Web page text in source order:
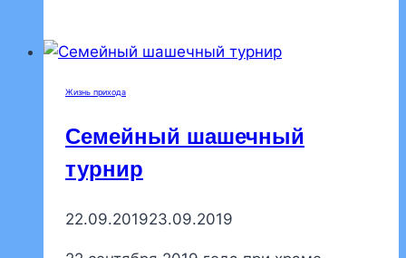
Пресвятой
лекция,
посвященная
кн.
Александру
Жизнь прихода
Семейный шашечный
турнир
22.09.201923.09.2019